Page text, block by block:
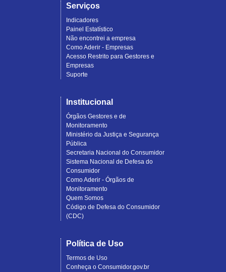
Serviços
Indicadores
Painel Estatístico
Não encontrei a empresa
Como Aderir - Empresas
Acesso Restrito para Gestores e
Empresas
Suporte
Institucional
Órgãos Gestores e de
Monitoramento
Ministério da Justiça e Segurança
Pública
Secretaria Nacional do Consumidor
Sistema Nacional de Defesa do
Consumidor
Como Aderir - Órgãos de
Monitoramento
Quem Somos
Código de Defesa do Consumidor
(CDC)
Política de Uso
Termos de Uso
Conheça o Consumidor.gov.br